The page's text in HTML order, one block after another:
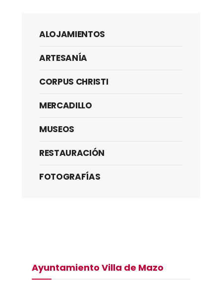
ALOJAMIENTOS
ARTESANÍA
CORPUS CHRISTI
MERCADILLO
MUSEOS
RESTAURACIÓN
FOTOGRAFÍAS
Ayuntamiento Villa de Mazo